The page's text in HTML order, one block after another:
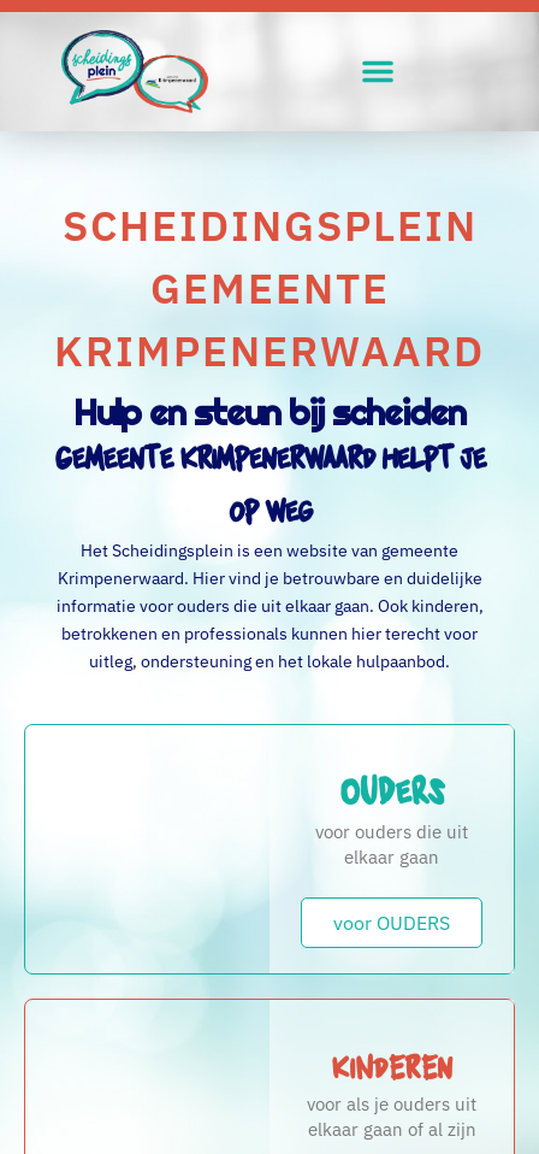
SCHEIDINGSPLEIN
GEMEENTE
KRIMPENERWAARD
Hulp en steun bij scheiden
Gemeente Krimpenerwaard helpt je
op weg
Het Scheidingsplein is een website van gemeente
Krimpenerwaard. Hier vind je betrouwbare en duidelijke
informatie voor ouders die uit elkaar gaan. Ook kinderen,
betrokkenen en professionals kunnen hier terecht voor
uitleg, ondersteuning en het lokale hulpaanbod.
Ouders
voor ouders die uit
elkaar gaan
voor OUDERS
Kinderen
voor als je ouders uit
elkaar gaan of al zijn